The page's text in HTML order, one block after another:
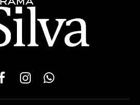
FacebookInstagramWhatsApp